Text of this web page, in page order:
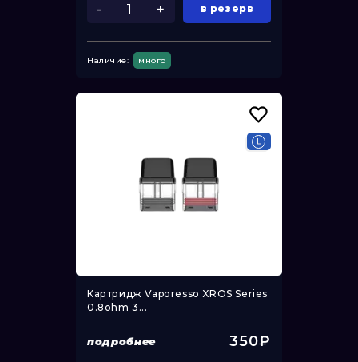
- + в резерв
Наличие: много
Картридж Vaporesso XROS Series
0.8ohm 3...
подробнее 350₽